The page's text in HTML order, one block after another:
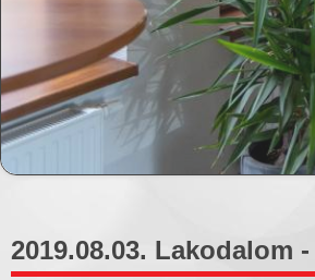
2019.08.03. Lakodalom